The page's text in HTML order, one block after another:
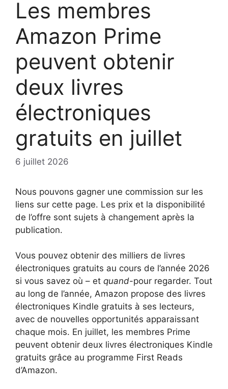
Les membres
Amazon Prime
peuvent obtenir
deux livres
électroniques
gratuits en juillet
6 juillet 2026
Nous pouvons gagner une commission sur les
liens sur cette page. Les prix et la disponibilité
de l’offre sont sujets à changement après la
publication.
Vous pouvez obtenir des milliers de livres
électroniques gratuits au cours de l’année 2026
si vous savez où – et quand-pour regarder. Tout
au long de l’année, Amazon propose des livres
électroniques Kindle gratuits à ses lecteurs,
avec de nouvelles opportunités apparaissant
chaque mois. En juillet, les membres Prime
peuvent obtenir deux livres électroniques Kindle
gratuits grâce au programme First Reads
d’Amazon.